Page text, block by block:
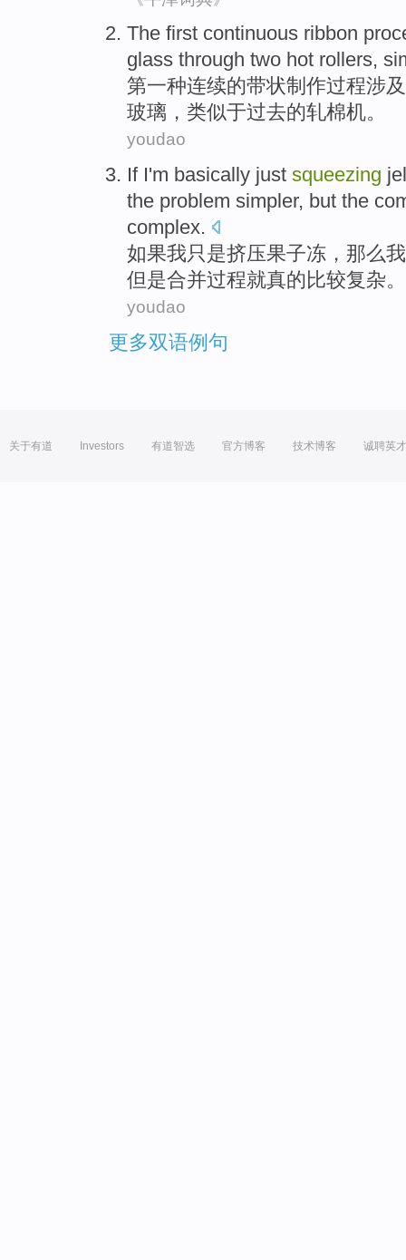
The first continuous ribbon
glass through two hot rollers,
第一种连续的带状制作过程涉
玻璃 ， 类似于过去的轧棉机。
youdao
If I'm basically just squeezing
the problem simpler, but the
complex.
如果我只是挤压果子冻， 那么我
但是合并过程就真的 比较复杂。
youdao
更多双语例句
关于有道 Investors 有道智选 官方博客 技术博客 诚聘英才